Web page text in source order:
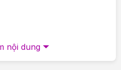
viêm âm đạo, nấm âm
tiết niệu hiệu quả.
nội dung